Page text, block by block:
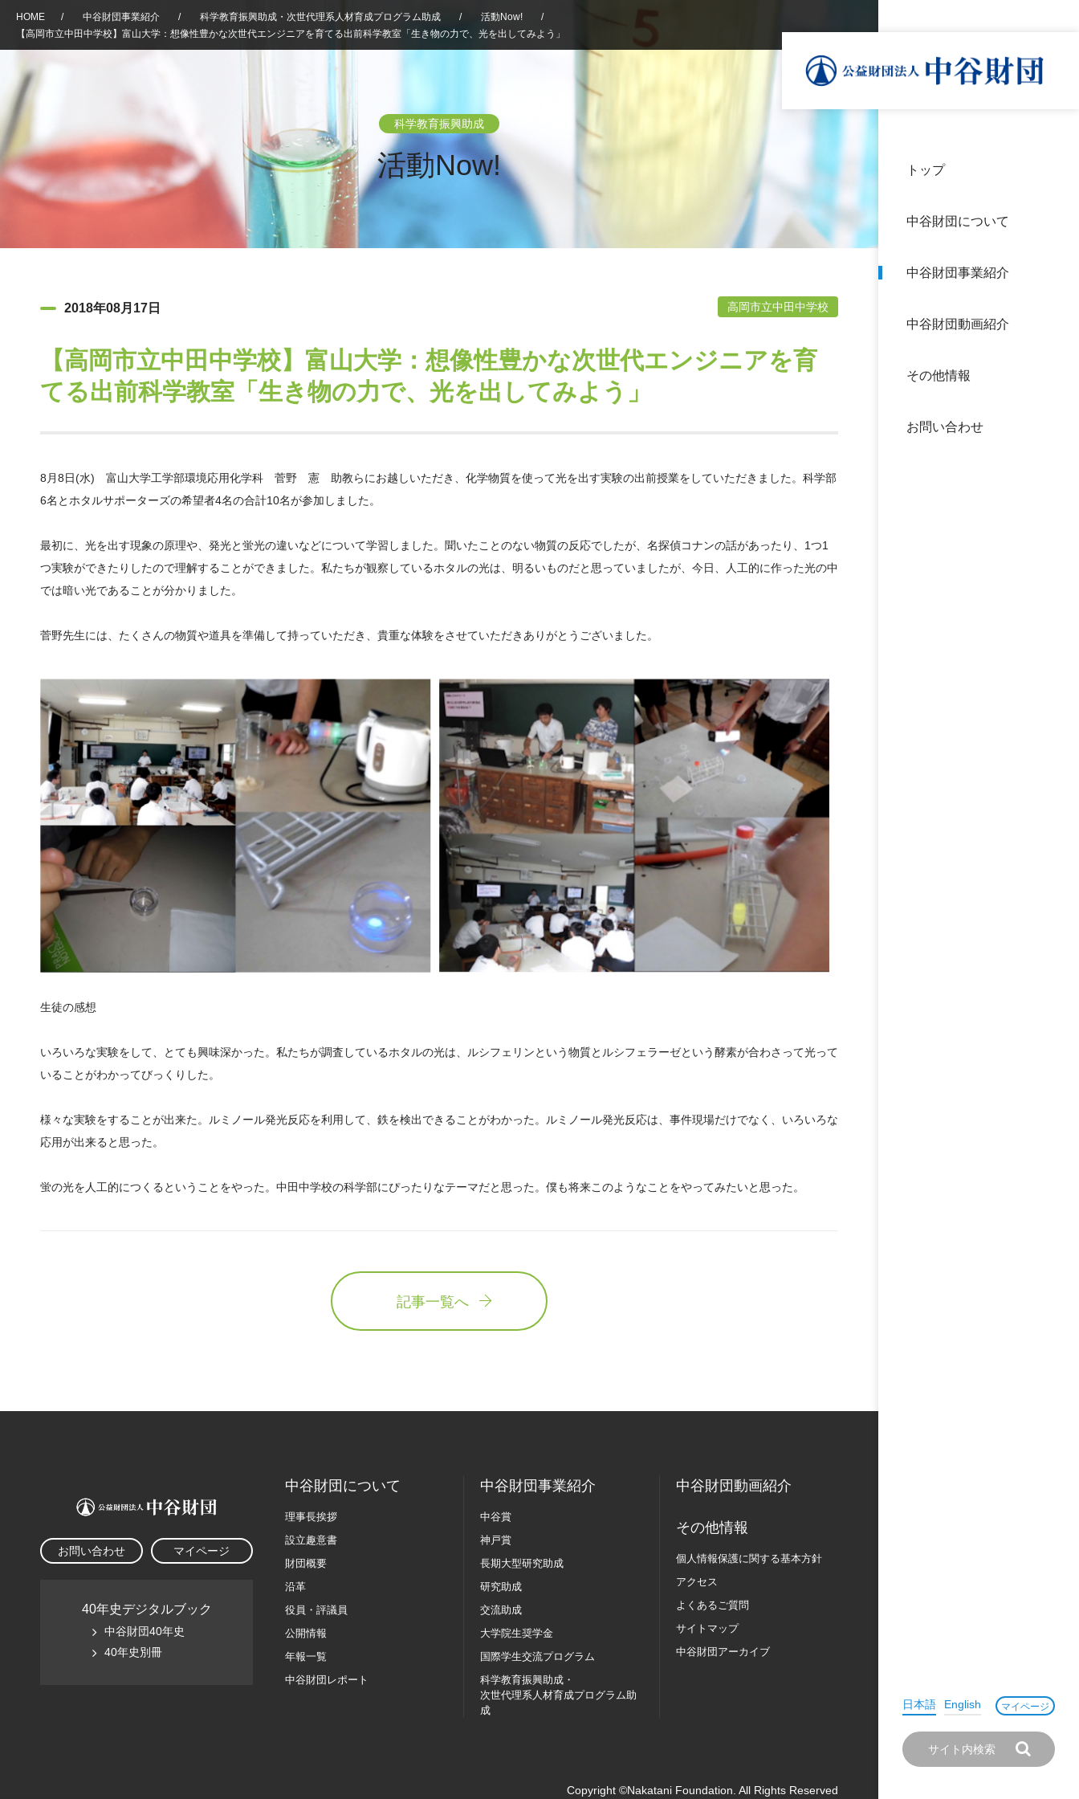
トップ
中谷財団について
中谷財団事業紹介
中谷財団動画紹介
その他情報
お問い合わせ
日本語 English マイページ
HOME / 中谷財団事業紹介 / 科学教育振興助成・次世代理系人材育成プログラム助成 / 活動Now!
/
【高岡市立中田中学校】富山大学：想像性豊かな次世代エンジニアを育てる出前科学教室「生き物の力で、光を出してみよう」
科学教育振興助成
活動Now!
2018年08月17日 高岡市立中田中学校
【高岡市立中田中学校】富山大学：想像性豊かな次世代エンジニアを育
てる出前科学教室「生き物の力で、光を出してみよう」
8月8日(水) 富山大学工学部環境応用化学科 菅野 憲 助教らにお越しいただき、化学物質を使って光を出す実験の出前授業をしていただきました。科学部
6名とホタルサポーターズの希望者4名の合計10名が参加しました。
最初に、光を出す現象の原理や、発光と蛍光の違いなどについて学習しました。聞いたことのない物質の反応でしたが、名探偵コナンの話があったり、1つ1
つ実験ができたりしたので理解することができました。私たちが観察しているホタルの光は、明るいものだと思っていましたが、今日、人工的に作った光の中
では暗い光であることが分かりました。
菅野先生には、たくさんの物質や道具を準備して持っていただき、貴重な体験をさせていただきありがとうございました。
生徒の感想
いろいろな実験をして、とても興味深かった。私たちが調査しているホタルの光は、ルシフェリンという物質とルシフェラーゼという酵素が合わさって光って
いることがわかってびっくりした。
様々な実験をすることが出来た。ルミノール発光反応を利用して、鉄を検出できることがわかった。ルミノール発光反応は、事件現場だけでなく、いろいろな
応用が出来ると思った。
蛍の光を人工的につくるということをやった。中田中学校の科学部にぴったりなテーマだと思った。僕も将来このようなことをやってみたいと思った。
記事一覧へ
お問い合わせ マイページ
40年史デジタルブック
中谷財団40年史
40年史別冊
中谷財団について
理事長挨拶
設立趣意書
財団概要
沿革
役員・評議員
公開情報
年報一覧
中谷財団レポート
中谷財団事業紹介
中谷賞
神戸賞
長期大型研究助成
研究助成
交流助成
大学院生奨学金
国際学生交流プログラム
科学教育振興助成・
次世代理系人材育成プログラム助
成
中谷財団動画紹介
その他情報
個人情報保護に関する基本方針
アクセス
よくあるご質問
サイトマップ
中谷財団アーカイブ
Copyright ©Nakatani Foundation. All Rights Reserved